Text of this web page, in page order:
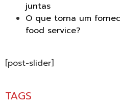
juntas
O que torna um
food service?
[post-slider]
TAGS